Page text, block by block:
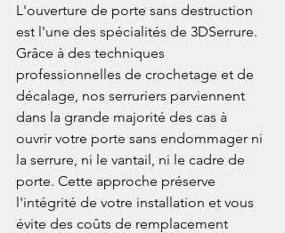
L'ouverture de porte sans destruction
est l'une des spécialités de 3DSerrure.
Grâce à des techniques
professionnelles de crochetage et de
décalage, nos serruriers parviennent
dans la grande majorité des cas à
ouvrir votre porte sans endommager ni
la serrure, ni le vantail, ni le cadre de
porte. Cette approche préserve
l'intégrité de votre installation et vous
évite des coûts de remplacement